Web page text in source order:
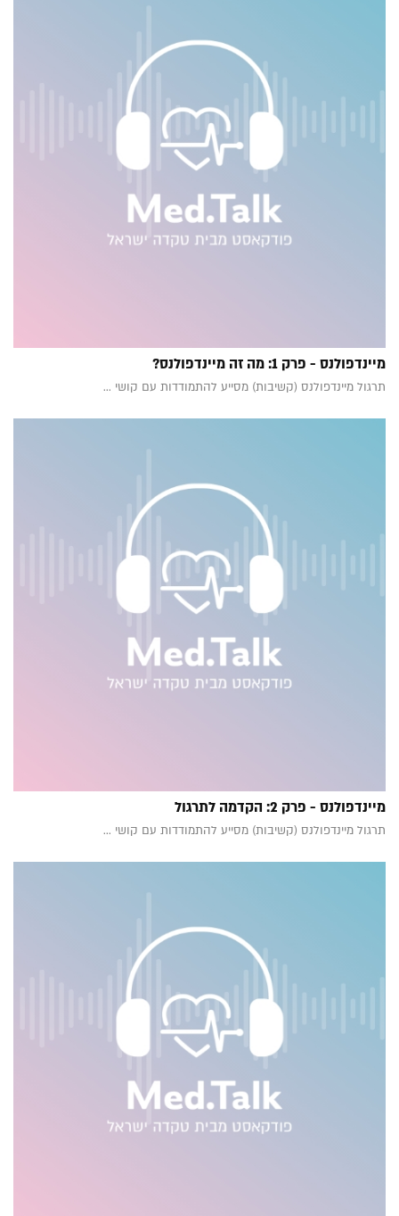
מיינדפולנס - פרק 1: מה זה מיינדפולנס?
תרגול מיינדפולנס (קשיבות) מסייע להתמודדות עם קושי ...
מיינדפולנס - פרק 2: הקדמה לתרגול
תרגול מיינדפולנס (קשיבות) מסייע להתמודדות עם קושי ...